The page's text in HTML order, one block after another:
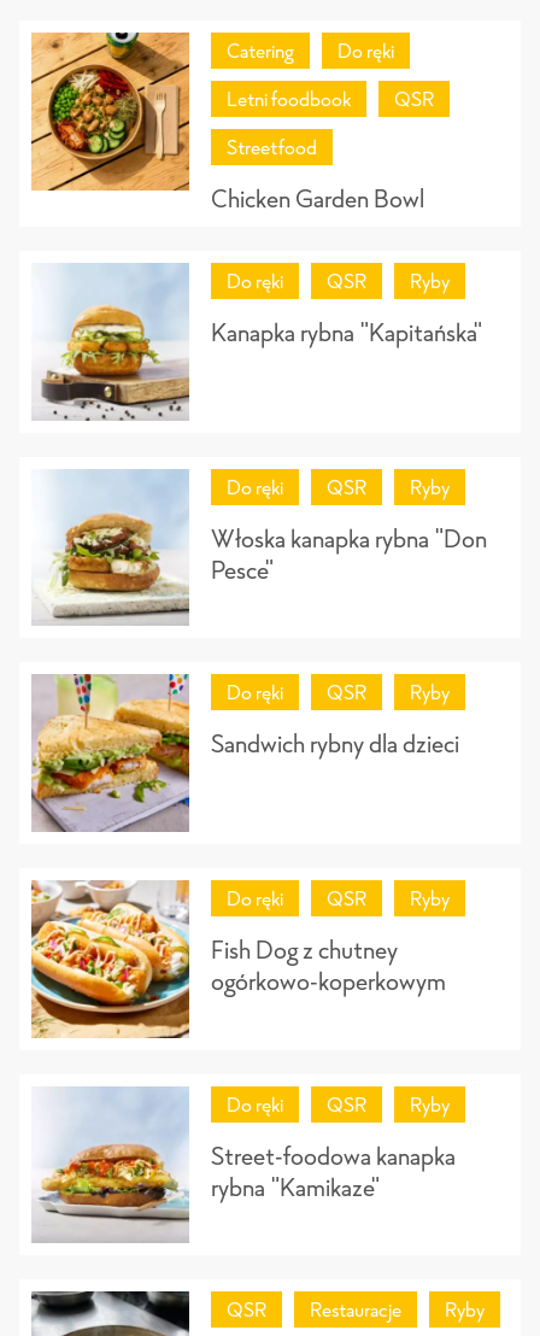
Catering
Do ręki
Letni foodbook
QSR
Streetfood
Chicken Garden Bowl
Do ręki QSR Ryby
Kanapka rybna "Kapitańska"
Do ręki QSR Ryby
Włoska kanapka rybna "Don
Pesce"
Do ręki QSR Ryby
Sandwich rybny dla dzieci
Do ręki QSR Ryby
Fish Dog z chutney
ogórkowo-koperkowym
Do ręki QSR Ryby
Street-foodowa kanapka
rybna "Kamikaze"
QSR Restauracje Ryby